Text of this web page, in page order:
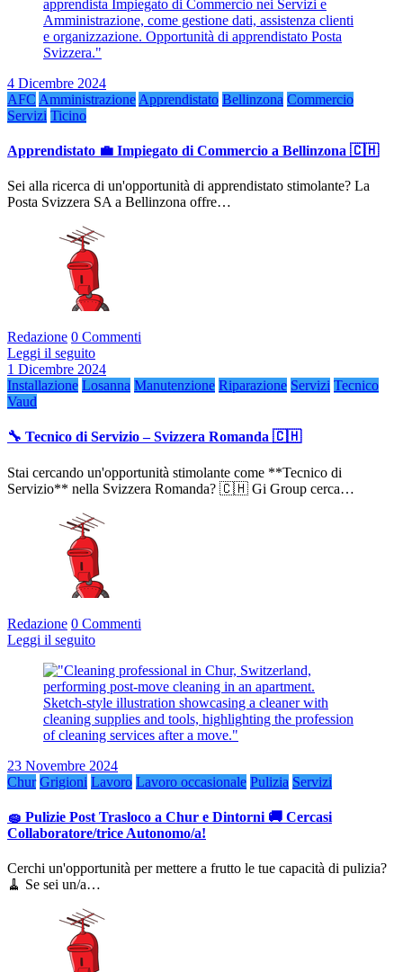
4 Dicembre 2024
AFC Amministrazione Apprendistato Bellinzona Commercio
Servizi Ticino
Apprendistato 💼 Impiegato di Commercio a Bellinzona 🇨🇭
Sei alla ricerca di un'opportunità di apprendistato stimolante? La
Posta Svizzera SA a Bellinzona offre…
Redazione 0 Commenti
Leggi il seguito
1 Dicembre 2024
Installazione Losanna Manutenzione Riparazione Servizi Tecnico
Vaud
🔧 Tecnico di Servizio – Svizzera Romanda 🇨🇭
Stai cercando un'opportunità stimolante come **Tecnico di
Servizio** nella Svizzera Romanda? 🇨🇭 Gi Group cerca…
Redazione 0 Commenti
Leggi il seguito
23 Novembre 2024
Chur Grigioni Lavoro Lavoro occasionale Pulizia Servizi
🧽 Pulizie Post Trasloco a Chur e Dintorni 🚚 Cercasi
Collaboratore/trice Autonomo/a!
Cerchi un'opportunità per mettere a frutto le tue capacità di pulizia?
🧹 Se sei un/a…